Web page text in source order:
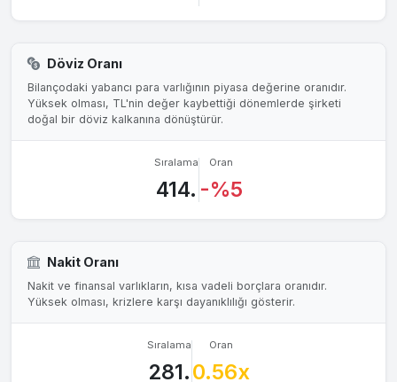
Döviz Oranı
Bilançodaki yabancı para varlığının piyasa değerine oranıdır.
Yüksek olması, TL'nin değer kaybettiği dönemlerde şirketi
doğal bir döviz kalkanına dönüştürür.
Sıralama
414.
Oran
-%5
Nakit Oranı
Nakit ve finansal varlıkların, kısa vadeli borçlara oranıdır.
Yüksek olması, krizlere karşı dayanıklılığı gösterir.
Sıralama
281.
Oran
0.56x